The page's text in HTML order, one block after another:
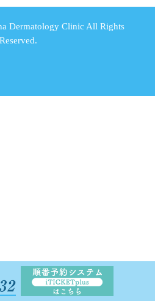
Dermatology Clinic All Rights
Reserved.